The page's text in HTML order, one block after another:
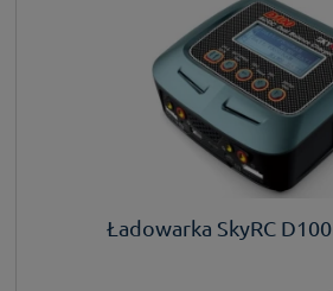
Ładowarka SkyRC